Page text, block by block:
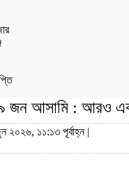
জন আসামি : আরও
২০২৬, ১১:১৩ পূর্বাহ্ন |